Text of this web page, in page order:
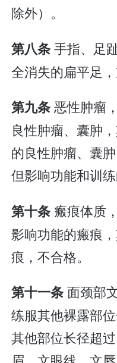
除外）。
第八条手指、足
全消失的扁平足
第九条恶性肿瘤
良性肿瘤、囊肿
的良性肿瘤、囊
但影响功能和训练
第十条 瘢痕体质
影响功能的瘢痕
痕，不合格。
第十一条面颈部
练服其他裸露部
其他部位长径超